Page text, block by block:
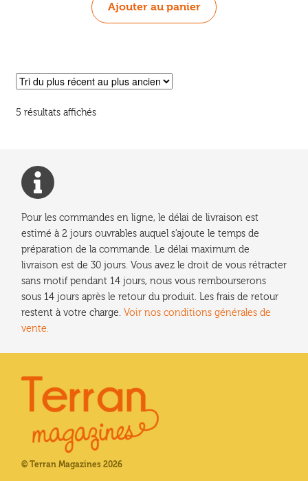
Ajouter au panier
5 résultats affichésTrié
Pour les commandes en ligne, le délai de livraison est
estimé à 2 jours ouvrables auquel s'ajoute le temps de
préparation de la commande. Le délai maximum de
livraison est de 30 jours. Vous avez le droit de vous rétracter
sans motif pendant 14 jours, nous vous rembourserons
sous 14 jours après le retour du produit. Les frais de retour
restent à votre charge. Voir nos conditions générales de
vente.
© Terran Magazines 2026